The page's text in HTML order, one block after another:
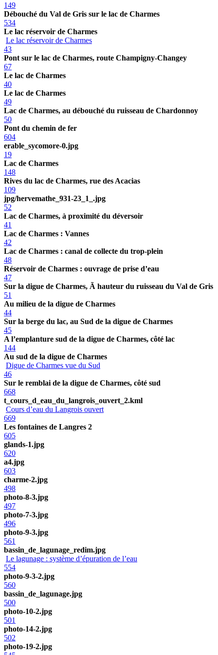
149
Débouché du Val de Gris sur le lac de Charmes
534
Le lac réservoir de Charmes
Le lac réservoir de Charmes
43
Pont sur le lac de Charmes, route Champigny-Changey
67
Le lac de Charmes
40
Le lac de Charmes
49
Lac de Charmes, au débouché du ruisseau de Chardonnoy
50
Pont du chemin de fer
604
erable_sycomore-0.jpg
19
Lac de Charmes
148
Rives du lac de Charmes, rue des Acacias
109
jpg/hervemathe_931-23_1_.jpg
52
Lac de Charmes, à proximité du déversoir
41
Lac de Charmes : Vannes
42
Lac de Charmes : canal de collecte du trop-plein
48
Réservoir de Charmes : ouvrage de prise d’eau
47
Sur la digue de Charmes, Ã hauteur du ruisseau du Val de Gris
51
Au milieu de la digue de Charmes
44
Sur la berge du lac, au Sud de la digue de Charmes
45
A l’emplanture sud de la digue de Charmes, côté lac
144
Au sud de la digue de Charmes
Digue de Charmes vue du Sud
46
Sur le remblai de la digue de Charmes, côté sud
668
t_cours_d_eau_du_langrois_ouvert_2.kml
Cours d’eau du Langrois ouvert
669
Les fontaines de Langres 2
605
glands-1.jpg
620
a4.jpg
603
charme-2.jpg
498
photo-8-3.jpg
497
photo-7-3.jpg
496
photo-9-3.jpg
561
bassin_de_lagunage_redim.jpg
Le lagunage : système d’épuration de l’eau
554
photo-9-3-2.jpg
560
bassin_de_lagunage.jpg
500
photo-10-2.jpg
501
photo-14-2.jpg
502
photo-19-2.jpg